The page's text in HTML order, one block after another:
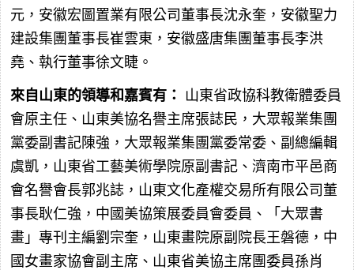
元，安徽宏圖置業有限公司董事長沈永奎，安徽聖力
建設集團董事長崔雲東，安徽盛唐集團董事長李洪
堯、執行董事徐文睫。
來自山東的領導和嘉賓有： 山東省政協科教衛體委員
會原主任、山東美協名譽主席張誌民，大眾報業集團
黨委副書記陳強，大眾報業集團黨委常委、副總編輯
虞凱，山東省工藝美術學院原副書記、濟南市平邑商
會名譽會長郭兆誌，山東文化產權交易所有限公司董
事長耿仁強，中國美協策展委員會委員、「大眾書
畫」專刊主編劉宗奎，山東畫院原副院長王磐德，中
國女畫家協會副主席、山東省美協主席團委員孫肖